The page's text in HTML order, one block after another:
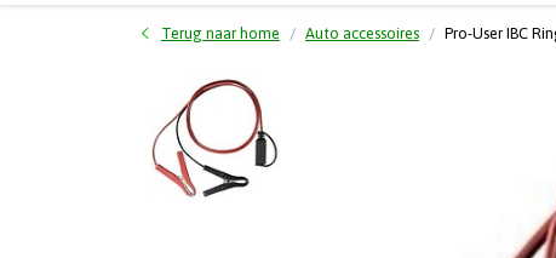
Terug naar home Auto accessoires Pro-User IBC